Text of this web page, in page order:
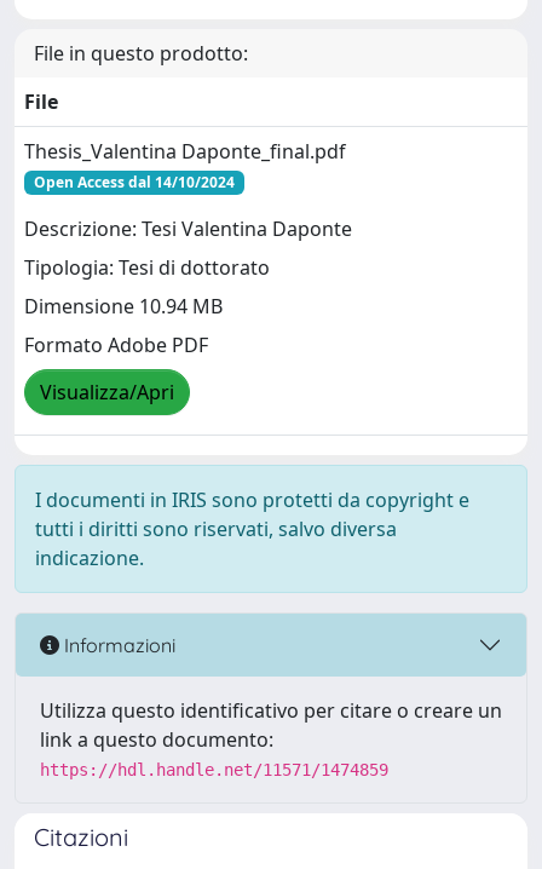
File in questo prodotto:
File
Thesis_Valentina Daponte_final.pdf
Open Access dal 14/10/2024
Descrizione: Tesi Valentina Daponte
Tipologia: Tesi di dottorato
Dimensione 10.94 MB
Formato Adobe PDF
Visualizza/Apri
I documenti in IRIS sono protetti da copyright e
tutti i diritti sono riservati, salvo diversa
indicazione.
Informazioni
Utilizza questo identificativo per citare o creare un
link a questo documento:
https://hdl.handle.net/11571/1474859
Citazioni